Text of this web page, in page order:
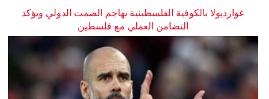
غوارديولا بالكوفية الفلسطينية يهاجم الصمت الدولي ويؤكد
التضامن العملي مع فلسطين